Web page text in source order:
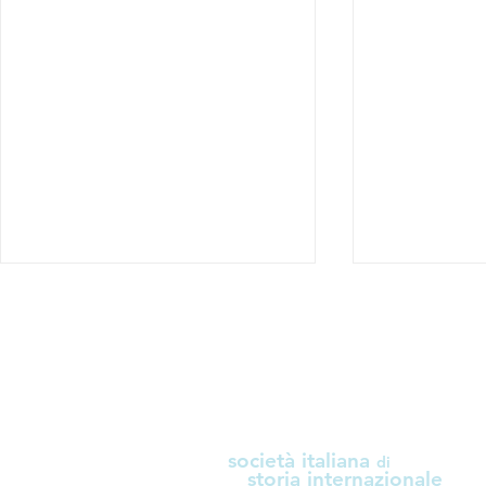
Convegno
società italiana di
storia internazionale